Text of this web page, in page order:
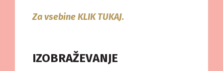
Za vsebine KLIK TUKAJ.
IZOBRAŽEVANJE